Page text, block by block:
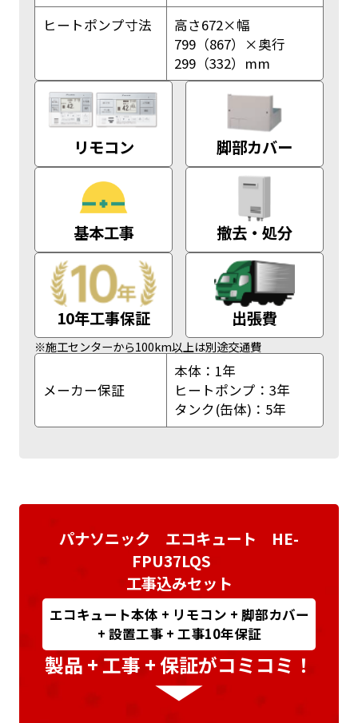
ヒートポンプ寸法
高さ672×幅
799（867）×奥行
299（332）mm
リモコン 脚部カバー
基本工事 撤去・処分
10年工事保証 出張費
※施工センターから100km以上は別途交通費
メーカー保証
本体：1年
ヒートポンプ：3年
タンク(缶体)：5年
パナソニック エコキュート HE-
FPU37LQS
工事込みセット
エコキュート本体 + リモコン + 脚部カバー
+ 設置工事 + 工事10年保証
製品 + 工事 + 保証がコミコミ！